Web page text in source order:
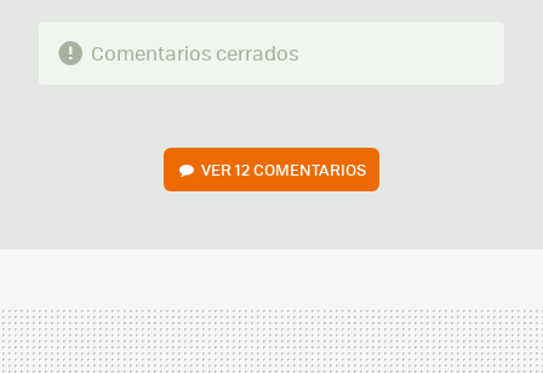
Comentarios cerrados
VER 12 COMENTARIOS